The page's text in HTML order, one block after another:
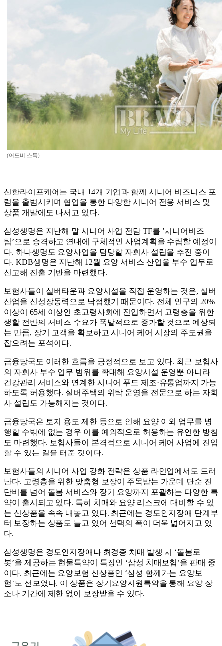
(어도비 스톡)
신한라이프케어는 국내 14개 기업과 함께 시니어 비즈니스 포
럼을 출범시키며 협업을 통한 다양한 시니어 전용 서비스 및
상품 개발에도 나서고 있다.
삼성생명은 지난해 말 시니어 사업 전담 TF를 ‛시니어비즈
팀’으로 승격하고 연내에 구체적인 사업계획을 수립할 예정이
다. 하나생명도 요양사업을 담당할 자회사 설립을 추진 중이
다. KDB생명은 지난해 12월 요양 서비스 산업을 부수 업무로
신고해 진출 기반을 마련했다.
보험사들이 실버타운과 요양시설을 직접 운영하는 것은, 실버
산업을 신성장동력으로 낙점했기 때문이다. 전체 인구의 20%
이상이 65세 이상인 초고령사회에 진입하면서 고령층을 위한
생활 전반의 서비스 수요가 폭발적으로 증가할 것으로 예상되
는 만큼, 장기 고객을 확보하고 시니어 케어 시장의 주도권을
잡으려는 포석이다.
금융당국도 이러한 흐름을 긍정적으로 보고 있다. 최근 보험사
의 자회사 부수 업무 범위를 확대해 요양시설 운영뿐 아니라
건강관리 서비스와 연계한 시니어 푸드 제조·유통업까지 가능
하도록 허용했다. 실버주택의 위탁 운영을 전문으로 하는 자회
사 설립도 가능해지는 것이다.
금융당국은 토지 용도 제한 등으로 인해 요양 이외 업무를 병
행할 수밖에 없는 경우 이를 예외적으로 허용하는 유연한 방침
도 마련했다. 보험사들이 본격적으로 시니어 케어 사업에 진입
할 수 있는 길을 터준 것이다.
보험사들의 시니어 사업 강화 전략은 상품 라인업에서도 드러
난다. 고령층을 위한 맞춤형 보장이 주목받는 가운데 단순 진
단비를 넘어 돌봄 서비스와 장기 요양까지 포괄하는 다양한 특
약이 출시되고 있다. 특히 치매와 요양 리스크에 대비할 수 있
는 신상품을 속속 내놓고 있다. 최근에는 경도인지장애 단계부
터 보장하는 상품도 늘고 있어 선택의 폭이 더욱 넓어지고 있
다.
삼성생명은 경도인지장애나 최경증 치매 발생 시 ‘돌봄로
봇’을 제공하는 현물특약이 특징인 ‘삼성 치매보험’을 판매 중
이다. 최근에는 요양보험 신상품인 ‘삼성 함께가는 요양보
험’도 선보였다. 이 상품은 장기요양지원특약을 통해 요양 장
소나 기간에 제한 없이 보장받을 수 있다.